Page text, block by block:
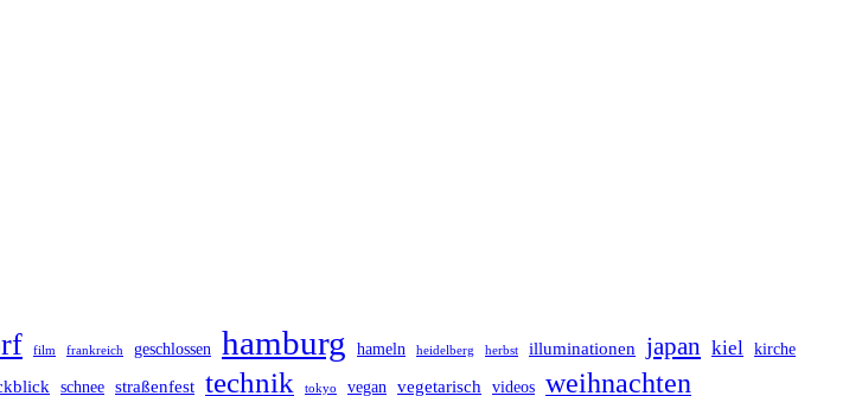
film frankreich geschlossen hamburg hameln heidelberg herbst illuminationen japan kiel kirche
schnee straßenfest technik tokyo vegan vegetarisch videos weihnachten